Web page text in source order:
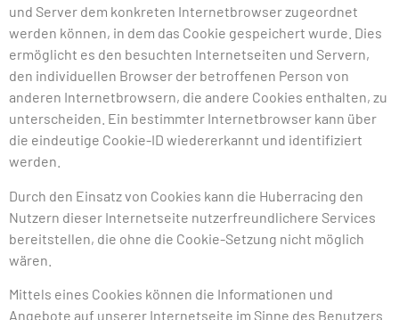
und Server dem konkreten Internetbrowser zugeordnet
werden können, in dem das Cookie gespeichert wurde. Dies
ermöglicht es den besuchten Internetseiten und Servern,
den individuellen Browser der betroffenen Person von
anderen Internetbrowsern, die andere Cookies enthalten, zu
unterscheiden. Ein bestimmter Internetbrowser kann über
die eindeutige Cookie-ID wiedererkannt und identifiziert
werden.
Durch den Einsatz von Cookies kann die Huberracing den
Nutzern dieser Internetseite nutzerfreundlichere Services
bereitstellen, die ohne die Cookie-Setzung nicht möglich
wären.
Mittels eines Cookies können die Informationen und
Angebote auf unserer Internetseite im Sinne des Benutzers